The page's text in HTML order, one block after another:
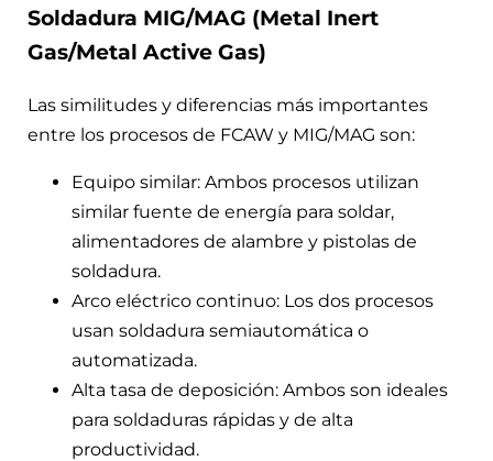
Soldadura MIG/MAG (Metal Inert
Gas/Metal Active Gas)
Las similitudes y diferencias más importantes
entre los procesos de FCAW y MIG/MAG son:
Equipo similar: Ambos procesos utilizan
similar fuente de energía para soldar,
alimentadores de alambre y pistolas de
soldadura.
Arco eléctrico continuo: Los dos procesos
usan soldadura semiautomática o
automatizada.
Alta tasa de deposición: Ambos son ideales
para soldaduras rápidas y de alta
productividad.